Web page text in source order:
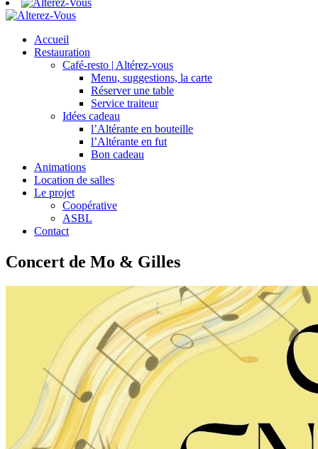
Accueil
Restauration
Café-resto | Altérez-vous
Menu, suggestions, la carte
Réserver une table
Service traiteur
Idées cadeau
l’Altérante en bouteille
l’Altérante en fut
Bon cadeau
Animations
Location de salles
Le projet
Coopérative
ASBL
Contact
Concert de Mo & Gilles